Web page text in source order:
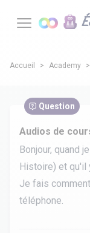
Accueil Academy
Question
Audios de
Bonjour, quand
Histoire) et qu'il
Je fais
téléphone.